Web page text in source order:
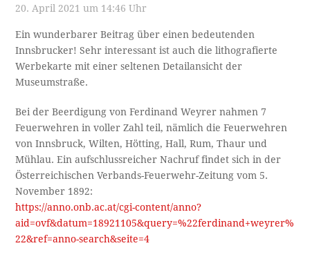
20. April 2021 um 14:46 Uhr
Ein wunderbarer Beitrag über einen bedeutenden
Innsbrucker! Sehr interessant ist auch die lithografierte
Werbekarte mit einer seltenen Detailansicht der
Museumstraße.
Bei der Beerdigung von Ferdinand Weyrer nahmen 7
Feuerwehren in voller Zahl teil, nämlich die Feuerwehren
von Innsbruck, Wilten, Hötting, Hall, Rum, Thaur und
Mühlau. Ein aufschlussreicher Nachruf findet sich in der
Österreichischen Verbands-Feuerwehr-Zeitung vom 5.
November 1892:
https://anno.onb.ac.at/cgi-content/anno?
aid=ovf&datum=18921105&query=%22ferdinand+weyrer%
22&ref=anno-search&seite=4